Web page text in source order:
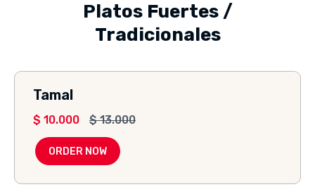
Platos Fuertes /
Tradicionales
Tamal
$ 10.000 $13.000
ORDER NOW